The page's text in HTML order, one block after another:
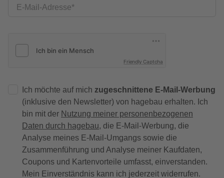
E-Mail-Adresse
Friendly Captcha
Ich möchte auf mich zugeschnittene E-Mail-Werbung
(inklusive den Newsletter) von hagebau erhalten. Ich
bin mit der Nutzung meiner personenbezogenen
Daten durch hagebau, die E-Mail-Werbung, die
Analyse meines E-Mail-Umgangs sowie die
Zusammenführung und Analyse meiner Kaufdaten,
Coupons und Kartenvorteile umfasst, einverstanden.
Mein Einverständnis kann ich jederzeit widerrufen.